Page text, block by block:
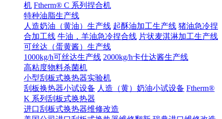
机 Ftherm® C 系列捏合机
特种油脂生产线
人造奶油（黄油）生产线 起酥油加工生产线 猪油急冷捏
合加工线 牛油，羊油急冷捏合线 片状麦淇淋加工生产线
可丝达（蛋黄酱）生产线
1000kg/h可丝达生产线 2000kg/h卡仕达酱生产线
高粘度物料杀菌机
小型刮板式换热器实验机
刮板换热器小试设备 人造（黄）奶油小试设备 Ftherm®
K 系列刮板式换热器
进口刮板式换热器维修改造